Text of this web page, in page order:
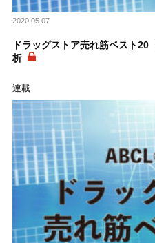
2020.05.07
ドラッグストア売れ筋ベスト
析
連載